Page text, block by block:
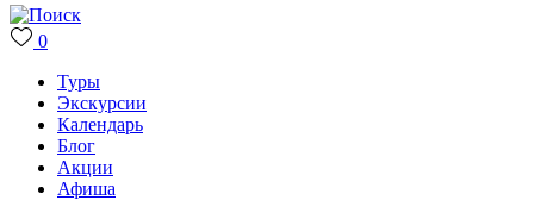
0
Туры
Экскурсии
Календарь
Блог
Акции
Афиша